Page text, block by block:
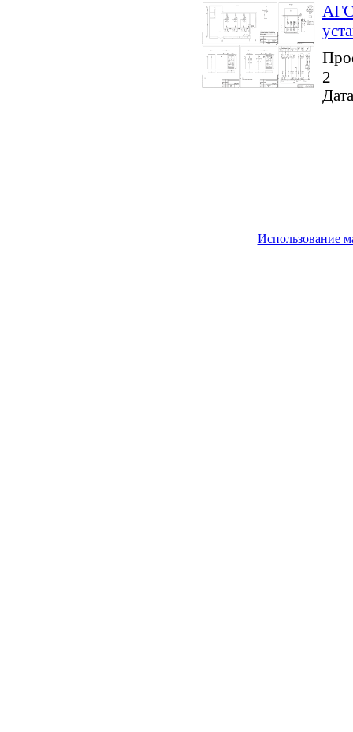
2
Использование